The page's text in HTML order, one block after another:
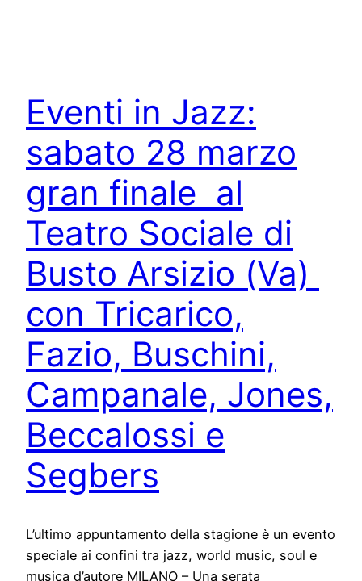
Eventi in Jazz:
sabato 28 marzo
gran finale al
Teatro Sociale di
Busto Arsizio (Va)
con Tricarico,
Fazio, Buschini,
Campanale, Jones,
Beccalossi e
Segbers
L’ultimo appuntamento della stagione è un evento
speciale ai confini tra jazz, world music, soul e
musica d’autore MILANO – Una serata